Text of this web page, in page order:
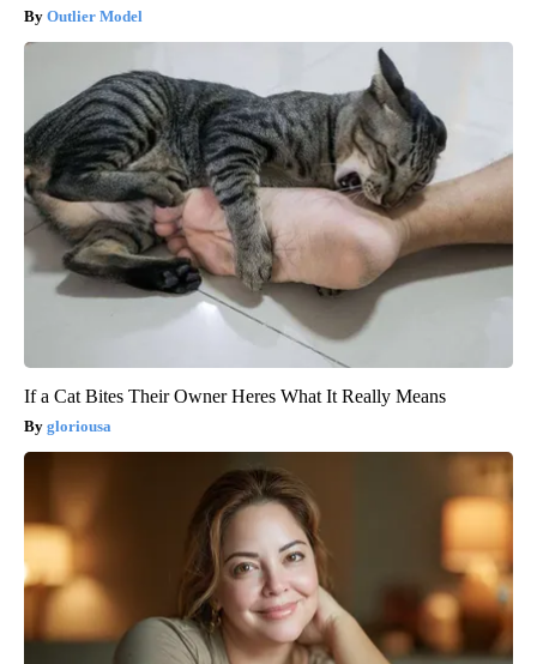
Outlier Model
If a Cat Bites Their Owner Heres What It Really Means
gloriousa